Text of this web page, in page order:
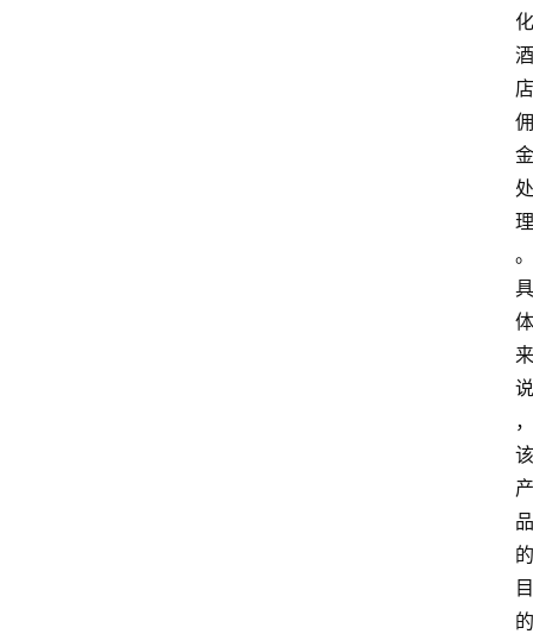
化
酒
店
佣
金
处
理
。
具
体
来
说
，
该
产
品
的
目
的